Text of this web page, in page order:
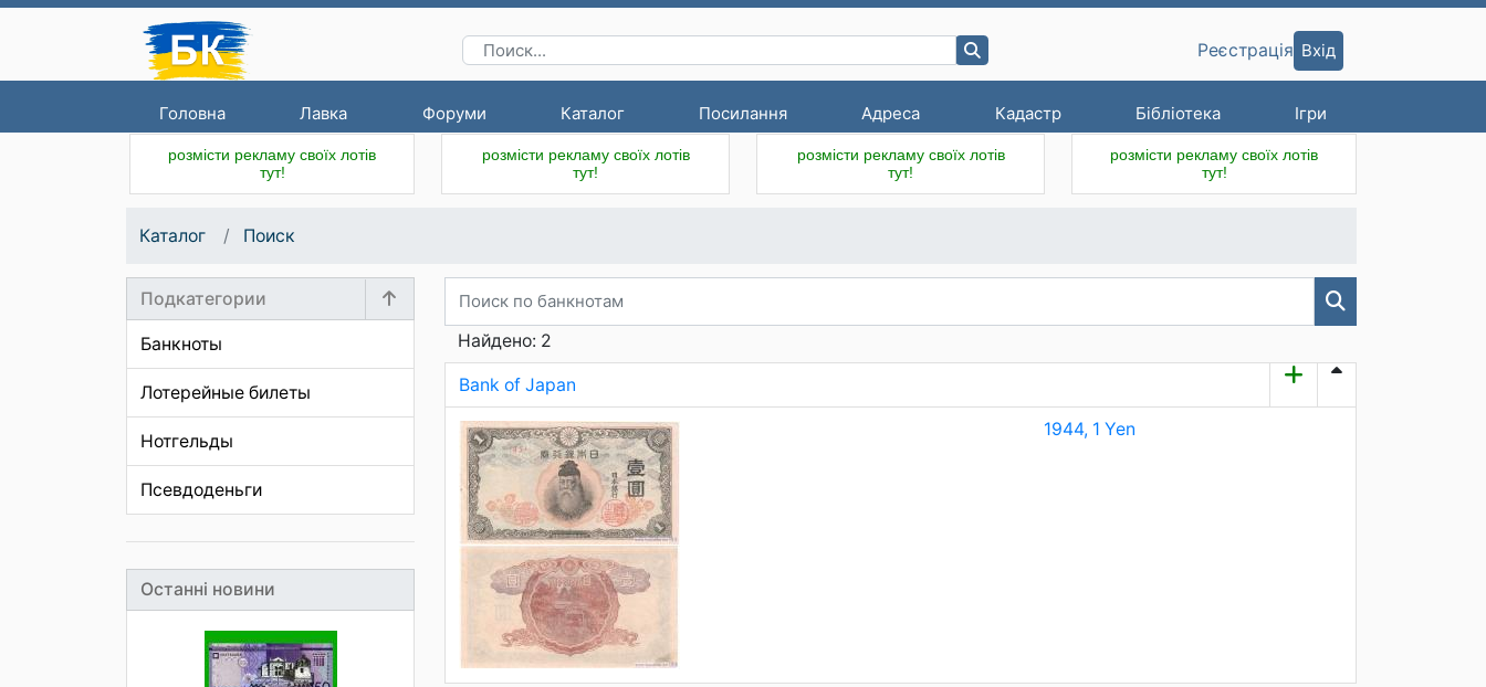
Головна Лавка Форуми Каталог Посилання Адреса Кадастр Бібліотека Ігри
Реєстрація Вхід
розмісти рекламу своїх лотів
тут!
розмісти рекламу своїх лотів
тут!
розмісти рекламу своїх лотів
тут!
розмісти рекламу своїх лотів
тут!
Каталог Поиск
Подкатегории
Банкноты
Лотерейные билеты
Нотгельды
Псевдоденьги
Останні новини
Найдено: 2
Bank of Japan
1944, 1 Yen